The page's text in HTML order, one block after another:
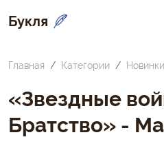
Букля
Главная Категории Новинки
«Звездные
Братство» -